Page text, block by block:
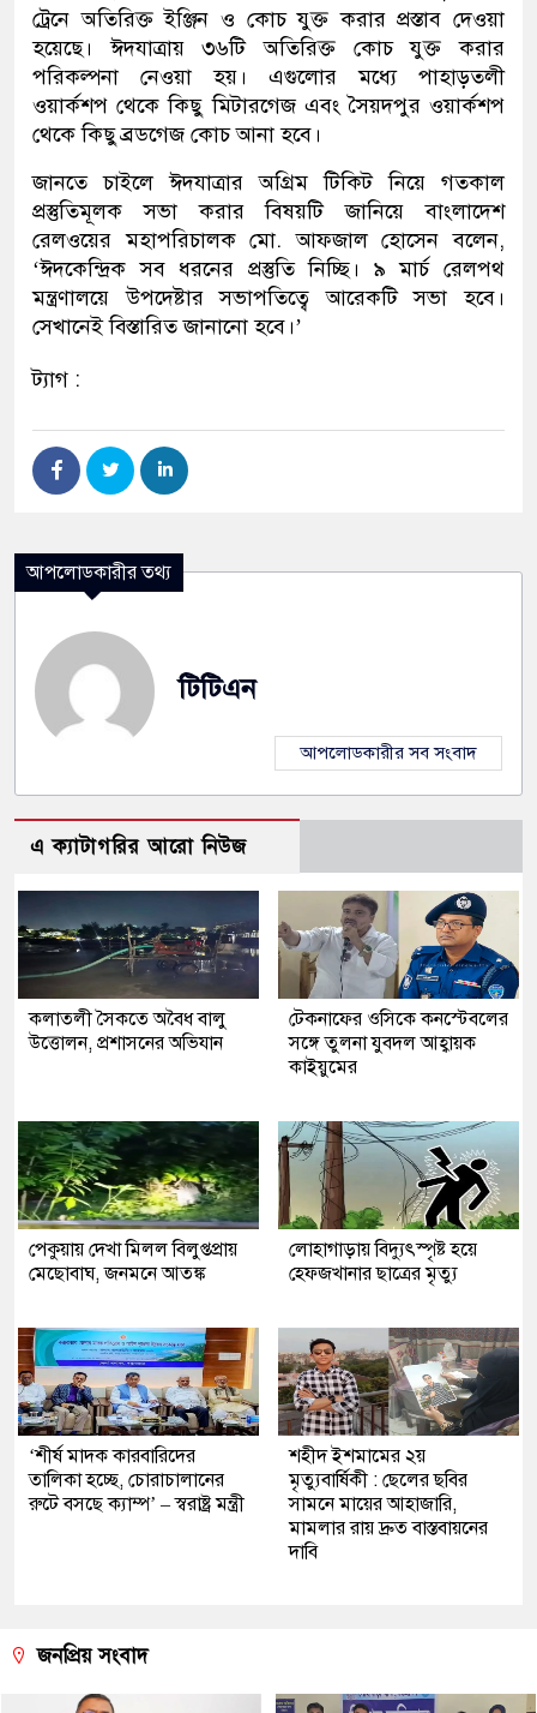
ট্রেনে অতিরিক্ত ইঞ্জিন ও কোচ যুক্ত করার প্রস্তাব দেওয়া
হয়েছে। ঈদযাত্রায় ৩৬টি অতিরিক্ত কোচ যুক্ত করার
পরিকল্পনা নেওয়া হয়। এগুলোর মধ্যে পাহাড়তলী
ওয়ার্কশপ থেকে কিছু মিটারগেজ এবং সৈয়দপুর ওয়ার্কশপ
থেকে কিছু ব্রডগেজ কোচ আনা হবে।
জানতে চাইলে ঈদযাত্রার অগ্রিম টিকিট নিয়ে গতকাল
প্রস্তুতিমূলক সভা করার বিষয়টি জানিয়ে বাংলাদেশ
রেলওয়ের মহাপরিচালক মো. আফজাল হোসেন বলেন,
‘ঈদকেন্দ্রিক সব ধরনের প্রস্তুতি নিচ্ছি। ৯ মার্চ রেলপথ
মন্ত্রণালয়ে উপদেষ্টার সভাপতিত্বে আরেকটি সভা হবে।
সেখানেই বিস্তারিত জানানো হবে।’
ট্যাগ :
আপলোডকারীর তথ্য
টিটিএন
আপলোডকারীর সব সংবাদ
এ ক্যাটাগরির আরো নিউজ
কলাতলী সৈকতে অবৈধ বালু
উত্তোলন, প্রশাসনের অভিযান
টেকনাফের ওসিকে কনস্টেবলের
সঙ্গে তুলনা যুবদল আহ্বায়ক
কাইয়ুমের
পেকুয়ায় দেখা মিলল বিলুপ্তপ্রায়
মেছোবাঘ, জনমনে আতঙ্ক
লোহাগাড়ায় বিদ্যুৎস্পৃষ্ট হয়ে
হেফজখানার ছাত্রের মৃত্যু
‘শীর্ষ মাদক কারবারিদের
তালিকা হচ্ছে, চোরাচালানের
রুটে বসছে ক্যাম্প’ – স্বরাষ্ট্র মন্ত্রী
শহীদ ইশমামের ২য়
মৃত্যুবার্ষিকী : ছেলের ছবির
সামনে মায়ের আহাজারি,
মামলার রায় দ্রুত বাস্তবায়নের
দাবি
জনপ্রিয় সংবাদ